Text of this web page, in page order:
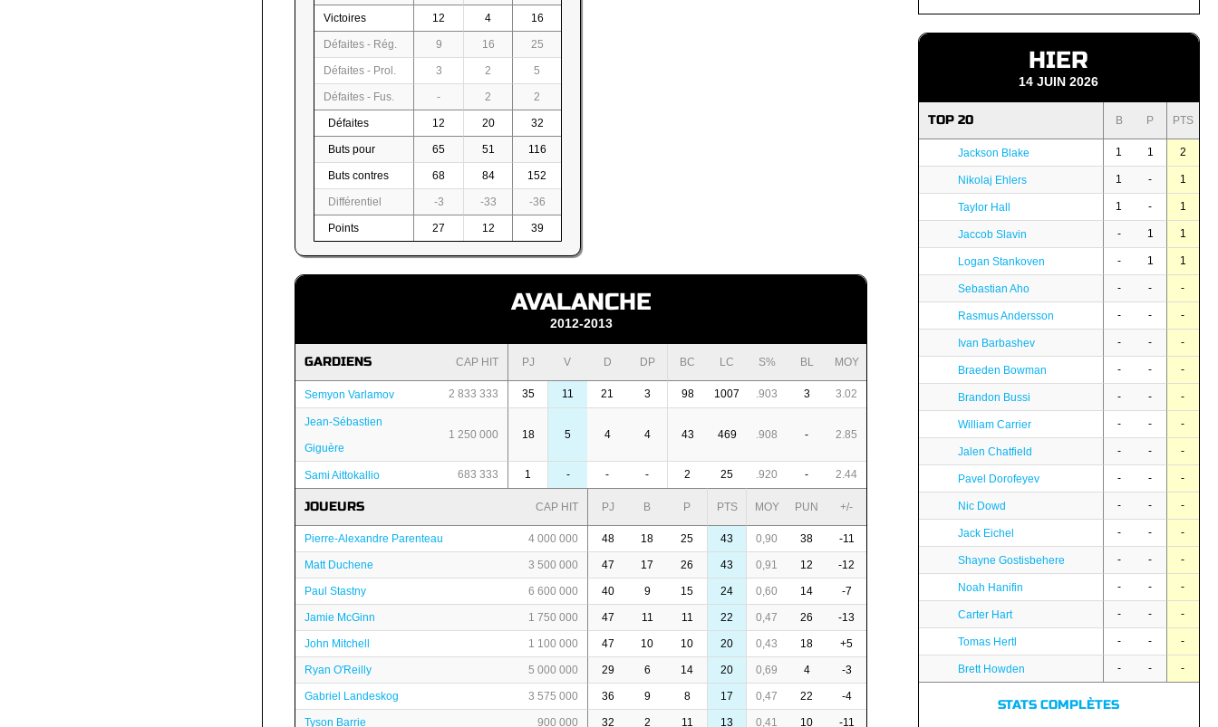
Victoires 12 4 16
Défaites - Rég. 9 16 25
Défaites - Prol. 3 2 5
Défaites - Fus. - 2 2
Défaites 12 20 32
Buts pour 65 51 116
Buts contres 68 84 152
Différentiel -3 -33 -36
Points 27 12 39
AVALANCHE
2012-2013
GARDIENS CAP HIT PJ V D DP BC LC S% BL MOY
Semyon Varlamov 2 833 333 35 11 21 3 98 1007 .903 3 3.02
Jean-Sébastien
Giguère
1 250 000 18 5 4 4 43 469 .908 - 2.85
Sami Aittokallio 683 333 1 - - - 2 25 .920 - 2.44
JOUEURS CAP HIT PJ B P PTS MOY PUN +/-
Pierre-Alexandre Parenteau 4 000 000 48 18 25 43 0,90 38 -11
Matt Duchene 3 500 000 47 17 26 43 0,91 12 -12
Paul Stastny 6 600 000 40 9 15 24 0,60 14 -7
Jamie McGinn 1 750 000 47 11 11 22 0,47 26 -13
John Mitchell 1 100 000 47 10 10 20 0,43 18 +5
Ryan O'Reilly 5 000 000 29 6 14 20 0,69 4 -3
Gabriel Landeskog 3 575 000 36 9 8 17 0,47 22 -4
Tyson Barrie 900 000 32 2 11 13 0,41 10 -11
HIER
14 JUIN 2026
TOP 20 B P PTS
Jackson Blake 1 1 2
Nikolaj Ehlers 1 - 1
Taylor Hall 1 - 1
Jaccob Slavin - 1 1
Logan Stankoven - 1 1
Sebastian Aho - - -
Rasmus Andersson - - -
Ivan Barbashev - - -
Braeden Bowman - - -
Brandon Bussi - - -
William Carrier - - -
Jalen Chatfield - - -
Pavel Dorofeyev - - -
Nic Dowd - - -
Jack Eichel - - -
Shayne Gostisbehere - - -
Noah Hanifin - - -
Carter Hart - - -
Tomas Hertl - - -
Brett Howden - - -
STATS COMPLÈTES